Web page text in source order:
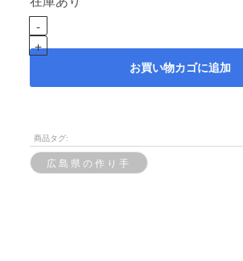
お買い物カゴに追加
商品タグ:
広島県の作り手